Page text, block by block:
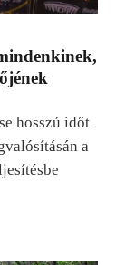
hosszú időt
a